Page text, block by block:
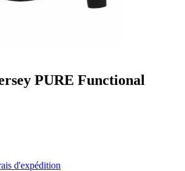
PURE Functional
d'expédition